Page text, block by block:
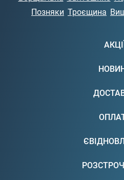
Позняки Троєщина